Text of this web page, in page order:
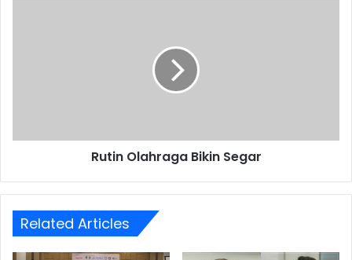
Rutin Olahraga Bikin Segar
Related Articles